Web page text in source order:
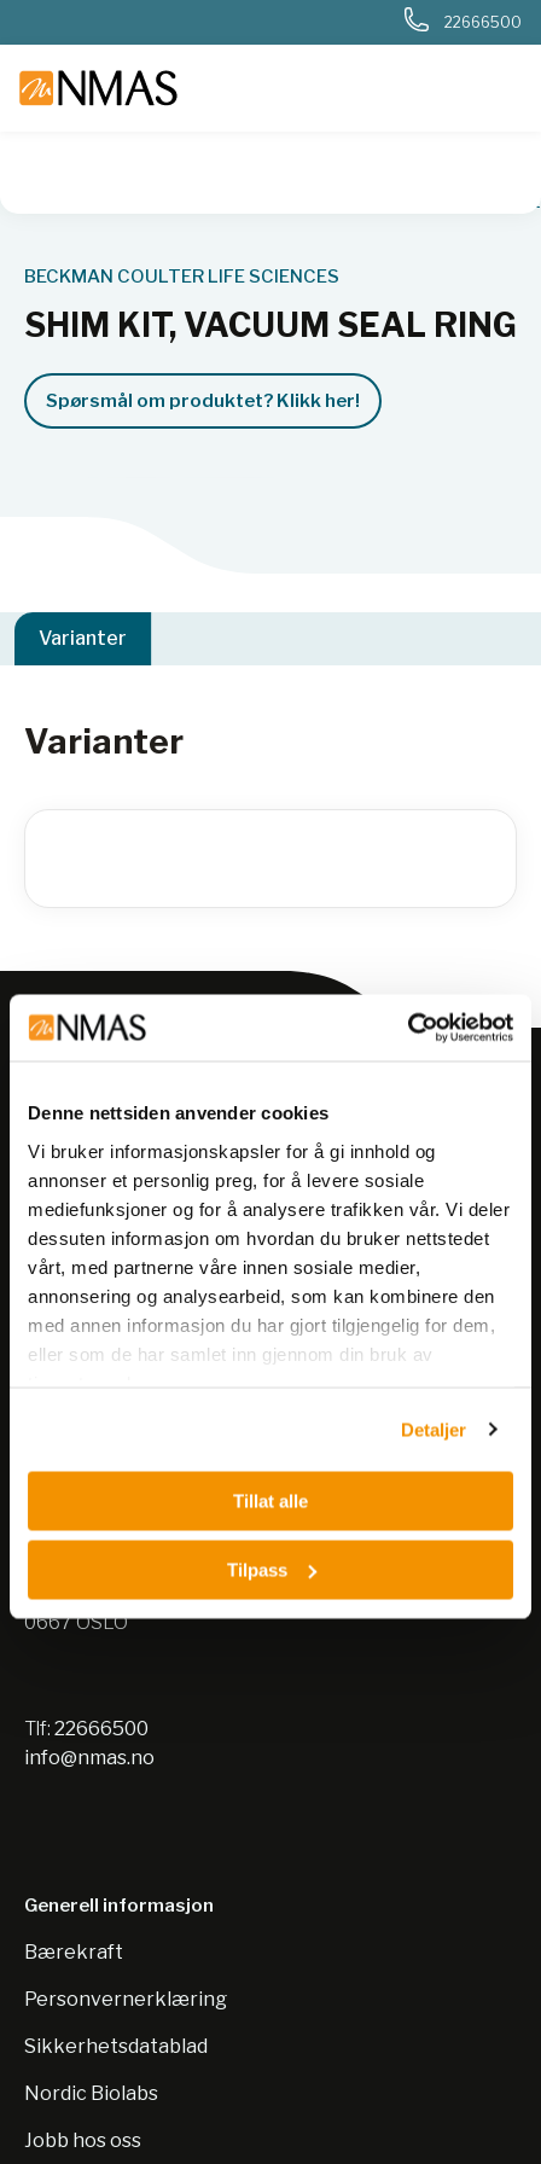
Denne nettsiden anvender cookies
Vi bruker informasjonskapsler for å gi innhold og
annonser et personlig preg, for å levere sosiale
mediefunksjoner og for å analysere trafikken vår. Vi deler
dessuten informasjon om hvordan du bruker nettstedet
vårt, med partnerne våre innen sosiale medier,
annonsering og analysearbeid, som kan kombinere den
med annen informasjon du har gjort tilgjengelig for dem,
eller som de har samlet inn gjennom din bruk av
Detaljer
Tillat alle
Tilpass
22666500
BECKMAN COULTER LIFE SCIENCES
SHIM KIT, VACUUM SEAL RING
Spørsmål om produktet? Klikk her!
Varianter
Varianter
Få informasjon om produkter,
arrangementer og kampanjer.
Meld på nyhetsbrev
Besøksadresse:
0667 OSLO
Nils Hansens vei 10
0667 OSLO
Tlf: 22666500
info@nmas.no
Generell informasjon
Bærekraft
Personvernerklæring
Sikkerhetsdatablad
Nordic Biolabs
Jobb hos oss